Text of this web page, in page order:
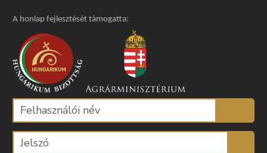
A honlap fejlesztését támogatta: